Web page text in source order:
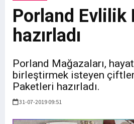
Porland Evlilik
hazırladı
Porland Mağazaları,
birleştirmek isteyen
Paketleri hazırladı.
31-07-2019 09:51